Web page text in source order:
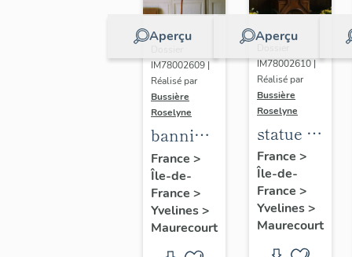
Aperçu
IM78002609 |
Réalisé par
Bussière
Roselyne
bannière
de
procession
:
Immaculée
Conception
France >
Île-de-
France >
Yvelines>
Maurecourt
Aperçu
IM78002610 |
Réalisé par
Bussière
Roselyne
statue :
Christ
glorieux
France >
Île-de-
France >
Yvelines>
Maurecourt